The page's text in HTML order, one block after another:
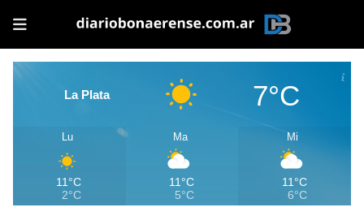
La Plata 7°C
Lu
11°C
2°C
Ma
11°C
5°C
Mi
11°C
6°C